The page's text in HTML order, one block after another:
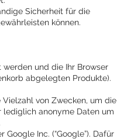
Sicherheit für die
können.
werden und die Ihr Browser
abgelegten Produkte).
von Zwecken, um die
lediglich anonyme Daten um
Inc. (“Google”). Dafür